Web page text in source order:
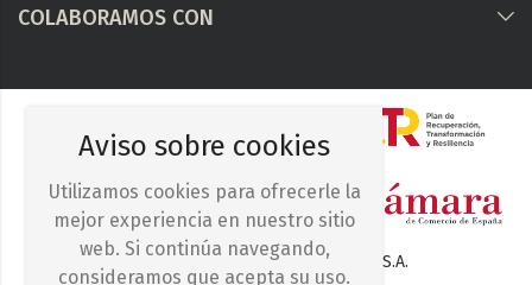
COLABORAMOS CON
© 2025. Iberocelulosa Madrileña, S.A.
Aviso sobre cookies
Utilizamos cookies para ofrecerle la
mejor experiencia en nuestro sitio
web. Si continúa navegando,
consideramos que acepta su uso.